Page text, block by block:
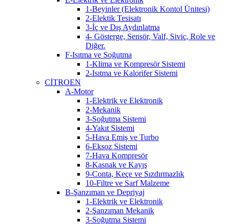
1-Beyinler (Elektronik Kontol Ünitesi)
2-Elektik Tesisatı
3-İç ve Dış Aydınlatma
4- Gösterge, Sensör, Valf, Siviç, Role ve
Diğer.
F-Isıtma ve Soğutma
1-Klima ve Kompresör Sistemi
2-Isıtma ve Kalorifer Sistemi
CİTROEN
A-Motor
1-Elektrik ve Elektronik
2-Mekanik
3-Soğutma Sistemi
4-Yakıt Sistemi
5-Hava Emiş ve Turbo
6-Eksoz Sistemi
7-Hava Kompresör
8-Kasnak ve Kayış
9-Conta, Keçe ve Sızdırmazlık
10-Filtre ve Sarf Malzeme
B-Şanzıman ve Depriyaj
1-Elektrik ve Elektronik
2-Şanzıman Mekanik
3-Soğutma Sistemi